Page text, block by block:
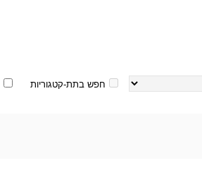
חפש בתת-קטגוריות